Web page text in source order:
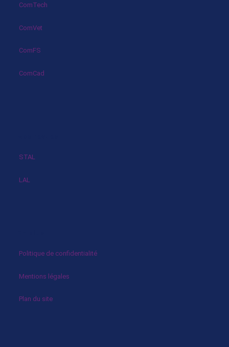
ComTech
ComVet
ComFS
ComCad
STAL
LAL
Politique de confidentialité
Mentions légales
Plan du site